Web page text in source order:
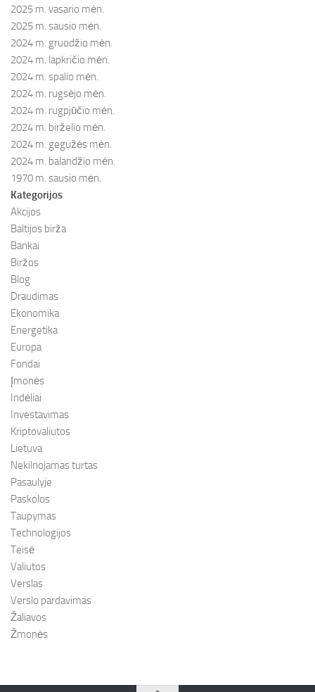
2025 m. vasario mėn.
2025 m. sausio mėn.
2024 m. gruodžio mėn.
2024 m. lapkričio mėn.
2024 m. spalio mėn.
2024 m. rugsėjo mėn.
2024 m. rugpjūčio mėn.
2024 m. birželio mėn.
2024 m. gegužės mėn.
2024 m. balandžio mėn.
1970 m. sausio mėn.
Kategorijos
Akcijos
Baltijos birža
Bankai
Biržos
Blog
Draudimas
Ekonomika
Energetika
Europa
Fondai
Įmonės
Indėliai
Investavimas
Kriptovaliutos
Lietuva
Nekilnojamas turtas
Pasaulyje
Paskolos
Taupymas
Technologijos
Teisė
Valiutos
Verslas
Verslo pardavimas
Žaliavos
Žmonės